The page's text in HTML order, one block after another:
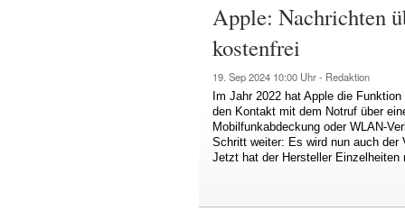
Apple: Nachrichten
kostenfrei
19. Sep 2024 10:00 Uhr - Redaktion
Im Jahr 2022 hat Apple die
den Kontakt mit dem Notruf über
Mobilfunkabdeckung oder WLAN-
Schritt weiter: Es wird nun auch
Jetzt hat der Hersteller Einzelheiten